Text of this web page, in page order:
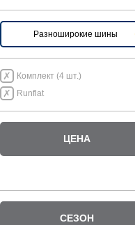
Разноширокие шины
Комплект (4 шт.)
Runflat
ЦЕНА
СЕЗОН